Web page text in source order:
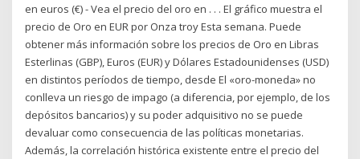
en euros (€) - Vea el precio del oro en . . . El gráfico muestra el
precio de Oro en EUR por Onza troy Esta semana. Puede
obtener más información sobre los precios de Oro en Libras
Esterlinas (GBP), Euros (EUR) y Dólares Estadounidenses (USD)
en distintos períodos de tiempo, desde El «oro-moneda» no
conlleva un riesgo de impago (a diferencia, por ejemplo, de los
depósitos bancarios) y su poder adquisitivo no se puede
devaluar como consecuencia de las políticas monetarias.
Además, la correlación histórica existente entre el precio del